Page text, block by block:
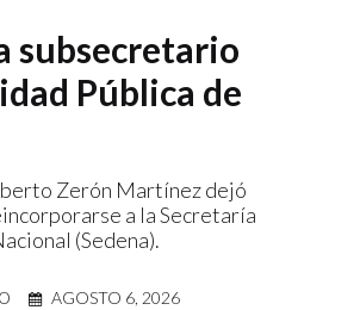
subsecretario
Pública de
Zerón Martínez dejó
a la Secretaría
(Sedena).
AGOSTO 6, 2026